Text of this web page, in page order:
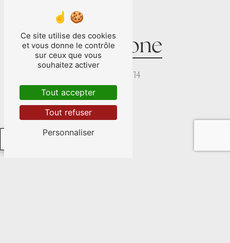
Nos horaires
Téléphone
03 22 28 81 14
Ce site utilise des cookies
et vous donne le contrôle
sur ceux que vous
souhaitez activer
Tout accepter
Tout refuser
Personnaliser